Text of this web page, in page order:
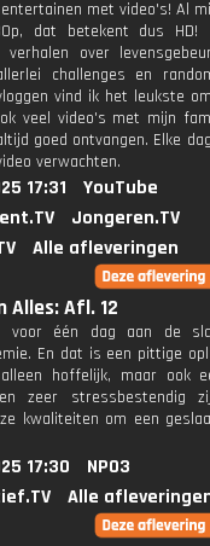
entertainen met video's! Al
dat betekent dus HD!
over
challenges en
vind ik het leukste
veel video's met mijn
goed ontvangen. Elke
verwachten.
17:31
YouTube
Jongeren.TV
Alle afleveringen
Alles: Afl. 12
voor één dag aan de
En dat is een pittige
hoffelijk, maar ook
zeer stressbestendig
kwaliteiten om een
17:30
NPO3
Alle